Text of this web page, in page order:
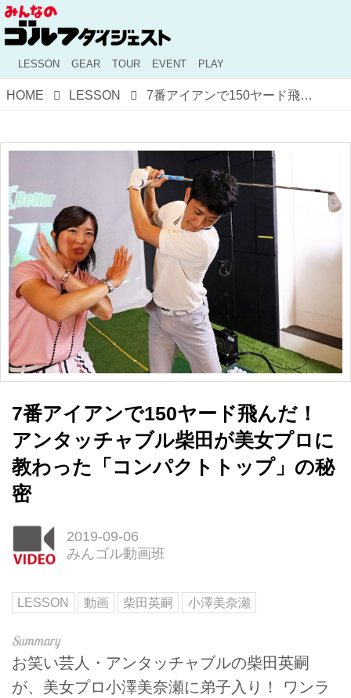
LESSON GEAR TOUR EVENT PLAY
HOME LESSON 7番アイアンで150ヤード飛んだ！ アンタッチャブル柴田が美女プロに教わった「コンパクトトップ」の秘密
7番アイアンで150ヤード飛んだ！
アンタッチャブル柴田が美女プロに
教わった「コンパクトトップ」の秘
密
2019-09-06
みんゴル動画班
LESSON 動画 柴田英嗣 小澤美奈瀬
お笑い芸人・アンタッチャブルの柴田英嗣
が、美女プロ小澤美奈瀬に弟子入り！ ワンラ